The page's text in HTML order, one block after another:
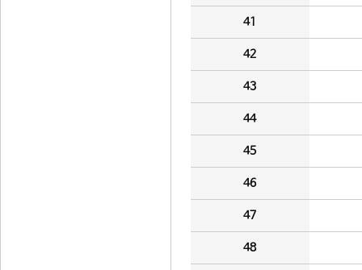
41
42
43
44
45
46
47
48